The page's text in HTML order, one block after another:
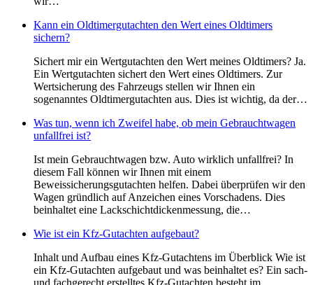
Kann ein Oldtimergutachten den Wert eines Oldtimers
sichern?
Sichert mir ein Wertgutachten den Wert meines Oldtimers? Ja.
Ein Wertgutachten sichert den Wert eines Oldtimers. Zur
Wertsicherung des Fahrzeugs stellen wir Ihnen ein
sogenanntes Oldtimergutachten aus. Dies ist wichtig, da der…
Was tun, wenn ich Zweifel habe, ob mein Gebrauchtwagen
unfallfrei ist?
Ist mein Gebrauchtwagen bzw. Auto wirklich unfallfrei? In
diesem Fall können wir Ihnen mit einem
Beweissicherungsgutachten helfen. Dabei überprüfen wir den
Wagen gründlich auf Anzeichen eines Vorschadens. Dies
beinhaltet eine Lackschichtdickenmessung, die…
Wie ist ein Kfz-Gutachten aufgebaut?
Inhalt und Aufbau eines Kfz-Gutachtens im Überblick Wie ist
ein Kfz-Gutachten aufgebaut und was beinhaltet es? Ein sach-
und fachgerecht erstelltes Kfz-Gutachten besteht im